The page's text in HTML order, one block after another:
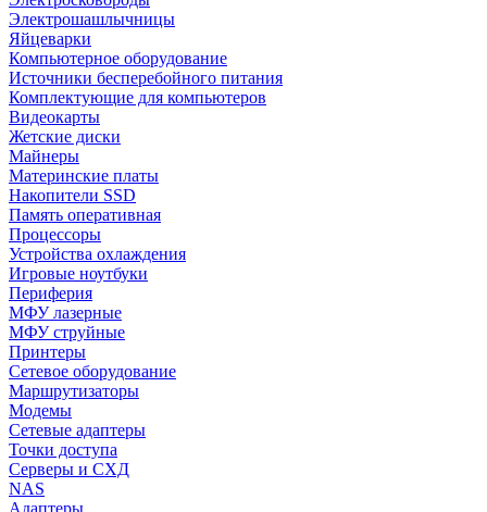
Электрошашлычницы
Яйцеварки
Компьютерное оборудование
Источники бесперебойного питания
Комплектующие для компьютеров
Видеокарты
Жетские диски
Майнеры
Материнские платы
Накопители SSD
Память оперативная
Процессоры
Устройства охлаждения
Игровые ноутбуки
Периферия
МФУ лазерные
МФУ струйные
Принтеры
Сетевое оборудование
Маршрутизаторы
Модемы
Сетевые адаптеры
Точки доступа
Серверы и СХД
NAS
Адаптеры